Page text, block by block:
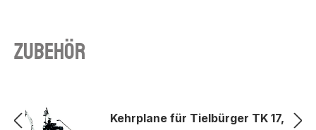
Zubehör
Kehrplane für Tielbürger TK 17,